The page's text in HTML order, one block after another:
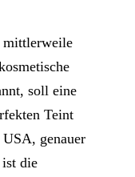
mittlerweile
soll eine
Teint
genauer
die